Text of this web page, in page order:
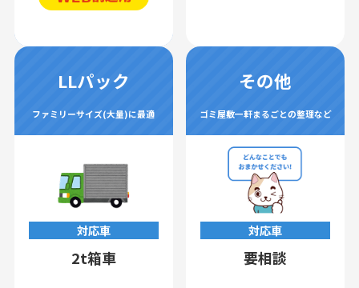
LLパック
ファミリーサイズ(大量)に最適
対応車
2t箱車
その他
ゴミ屋敷一軒まるごとの整理など
対応車
要相談